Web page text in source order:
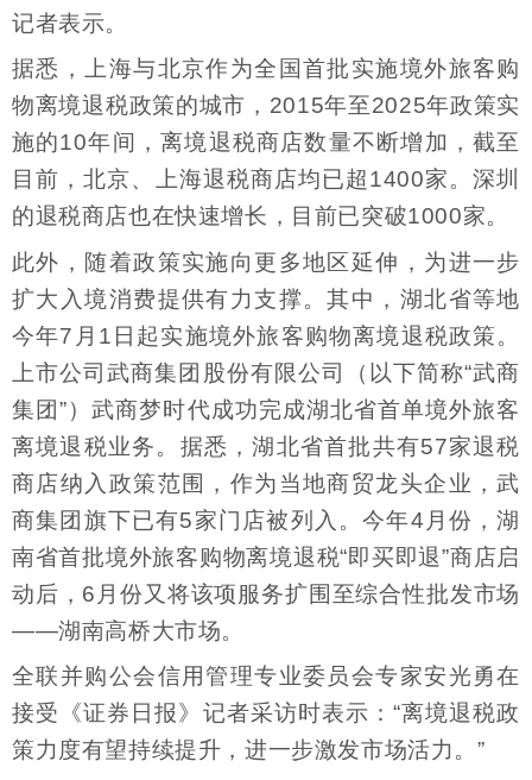
记者表示。
据悉，上海与北京作为全国首批实施境外旅客购
物离境退税政策的城市，2015年至2025年政策实
施的10年间，离境退税商店数量不断增加，截至
目前，北京、上海退税商店均已超1400家。深圳
的退税商店也在快速增长，目前已突破1000家。
此外，随着政策实施向更多地区延伸，为进一步
扩大入境消费提供有力支撑。其中，湖北省等地
今年7月1日起实施境外旅客购物离境退税政策。
上市公司武商集团股份有限公司（以下简称“武商
集团”）武商梦时代成功完成湖北省首单境外旅客
离境退税业务。据悉，湖北省首批共有57家退税
商店纳入政策范围，作为当地商贸龙头企业，武
商集团旗下已有5家门店被列入。今年4月份，湖
南省首批境外旅客购物离境退税“即买即退”商店启
动后，6月份又将该项服务扩围至综合性批发市场
——湖南高桥大市场。
全联并购公会信用管理专业委员会专家安光勇在
接受《证券日报》记者采访时表示：“离境退税政
策力度有望持续提升，进一步激发市场活力。”